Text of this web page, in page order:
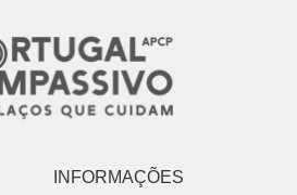
INFORMAÇÕES